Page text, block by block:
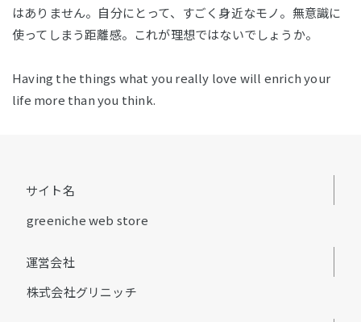
はありません。自分にとって、すごく身近なモノ。無意識に
使ってしまう距離感。これが理想ではないでしょうか。
Having the things what you really love will enrich your
life more than you think.
サイト名
greeniche web store
運営会社
株式会社グリニッチ